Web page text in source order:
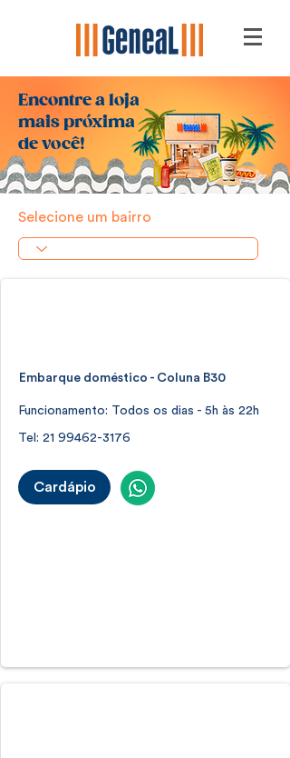
Encontre a loja
mais próxima
de você!
Selecione um bairro
Embarque doméstico - Coluna B30
Funcionamento: Todos os dias - 5h às 22h
Tel: 21 99462-3176
Cardápio